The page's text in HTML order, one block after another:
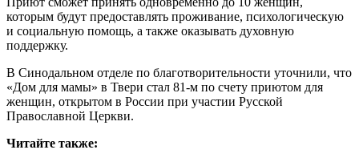
которым будут предоставлять проживание, психологическую
и социальную помощь, а также оказывать духовную
поддержку.
В Синодальном отделе по благотворительности уточнили, что
«Дом для мамы» в Твери стал 81-м по счету приютом для
женщин, открытом в России при участии Русской
Православной Церкви.
Читайте также: